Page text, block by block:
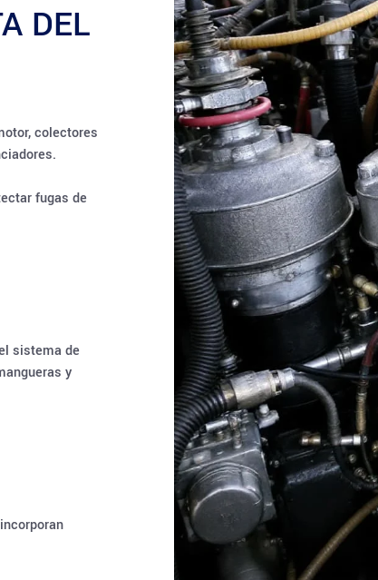
DEL
colectores
fugas de
sistema de
y